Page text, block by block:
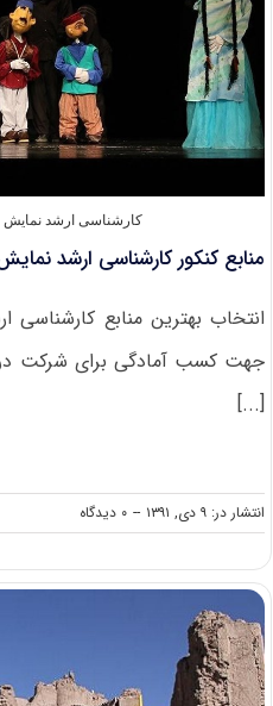
کارشناسی ارشد
منابع کنکور کارشناسی ارشد نمایش
انتخاب بهترین منابع
جهت کسب آمادگی برای شرکت در
[...]
انتشار در: ۹ دی, ۱۳۹۱ -- ۰ دیدگاه
on
منابع
کارشناسی
(کد
۱۳۵۶)